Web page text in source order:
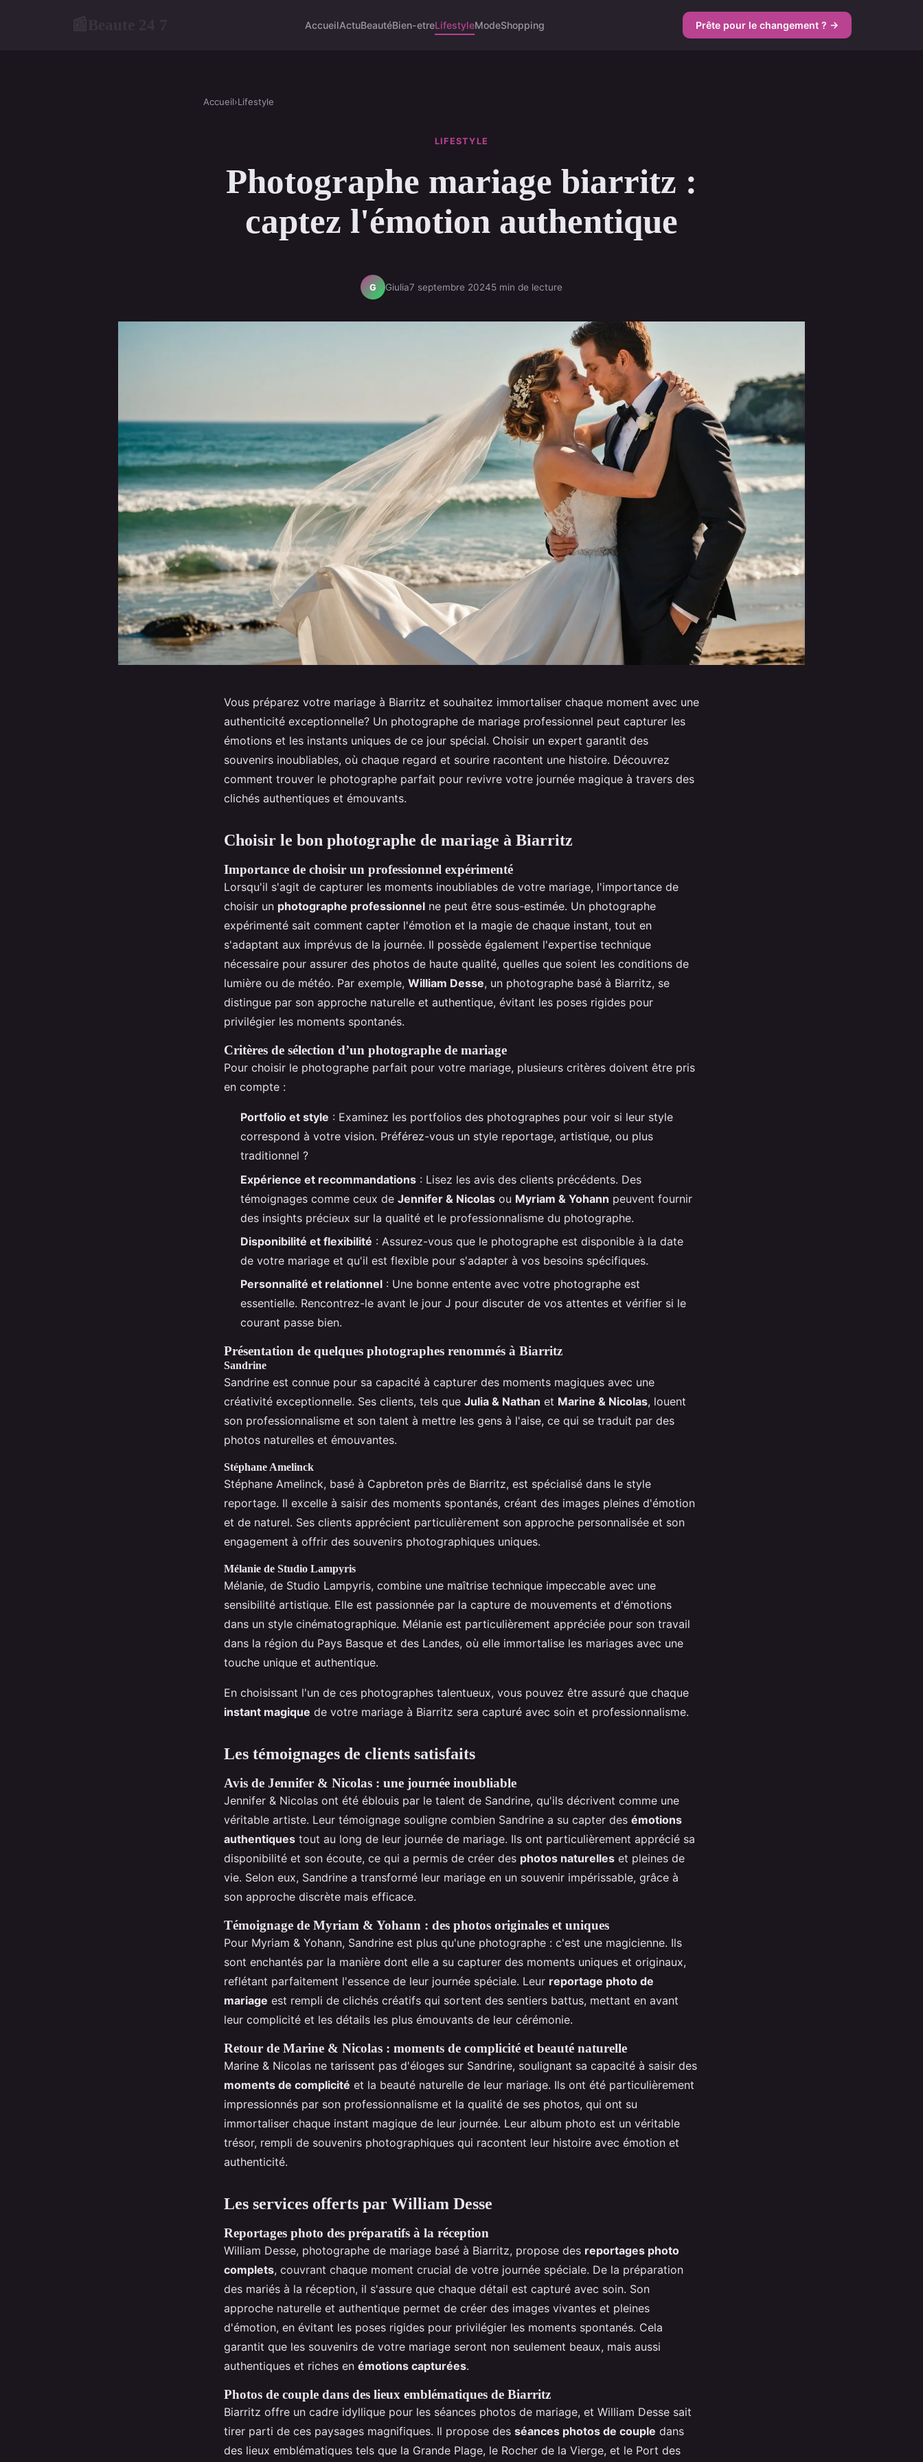
AccueilActuBeautéBien-etreLifestyleModeShopping Prête pour le changement ? →
Accueil›Lifestyle
LIFESTYLE
Photographe mariage biarritz :
captez l'émotion authentique
G Giulia7 septembre 20245 min de lecture
Vous préparez votre mariage à Biarritz et souhaitez immortaliser chaque moment avec une
authenticité exceptionnelle? Un photographe de mariage professionnel peut capturer les
émotions et les instants uniques de ce jour spécial. Choisir un expert garantit des
souvenirs inoubliables, où chaque regard et sourire racontent une histoire. Découvrez
comment trouver le photographe parfait pour revivre votre journée magique à travers des
clichés authentiques et émouvants.
Choisir le bon photographe de mariage à Biarritz
Importance de choisir un professionnel expérimenté
Lorsqu'il s'agit de capturer les moments inoubliables de votre mariage, l'importance de
choisir un photographe professionnel ne peut être sous-estimée. Un photographe
expérimenté sait comment capter l'émotion et la magie de chaque instant, tout en
s'adaptant aux imprévus de la journée. Il possède également l'expertise technique
nécessaire pour assurer des photos de haute qualité, quelles que soient les conditions de
lumière ou de météo. Par exemple, William Desse, un photographe basé à Biarritz, se
distingue par son approche naturelle et authentique, évitant les poses rigides pour
privilégier les moments spontanés.
Critères de sélection d’un photographe de mariage
Pour choisir le photographe parfait pour votre mariage, plusieurs critères doivent être pris
en compte :
Portfolio et style : Examinez les portfolios des photographes pour voir si leur style
correspond à votre vision. Préférez-vous un style reportage, artistique, ou plus
traditionnel ?
Expérience et recommandations : Lisez les avis des clients précédents. Des
témoignages comme ceux de Jennifer & Nicolas ou Myriam & Yohann peuvent fournir
des insights précieux sur la qualité et le professionnalisme du photographe.
Disponibilité et flexibilité : Assurez-vous que le photographe est disponible à la date
de votre mariage et qu'il est flexible pour s'adapter à vos besoins spécifiques.
Personnalité et relationnel : Une bonne entente avec votre photographe est
essentielle. Rencontrez-le avant le jour J pour discuter de vos attentes et vérifier si le
courant passe bien.
Présentation de quelques photographes renommés à Biarritz
Sandrine
Sandrine est connue pour sa capacité à capturer des moments magiques avec une
créativité exceptionnelle. Ses clients, tels que Julia & Nathan et Marine & Nicolas, louent
son professionnalisme et son talent à mettre les gens à l'aise, ce qui se traduit par des
photos naturelles et émouvantes.
Stéphane Amelinck
Stéphane Amelinck, basé à Capbreton près de Biarritz, est spécialisé dans le style
reportage. Il excelle à saisir des moments spontanés, créant des images pleines d'émotion
et de naturel. Ses clients apprécient particulièrement son approche personnalisée et son
engagement à offrir des souvenirs photographiques uniques.
Mélanie de Studio Lampyris
Mélanie, de Studio Lampyris, combine une maîtrise technique impeccable avec une
sensibilité artistique. Elle est passionnée par la capture de mouvements et d'émotions
dans un style cinématographique. Mélanie est particulièrement appréciée pour son travail
dans la région du Pays Basque et des Landes, où elle immortalise les mariages avec une
touche unique et authentique.
En choisissant l'un de ces photographes talentueux, vous pouvez être assuré que chaque
instant magique de votre mariage à Biarritz sera capturé avec soin et professionnalisme.
Les témoignages de clients satisfaits
Avis de Jennifer & Nicolas : une journée inoubliable
Jennifer & Nicolas ont été éblouis par le talent de Sandrine, qu'ils décrivent comme une
véritable artiste. Leur témoignage souligne combien Sandrine a su capter des émotions
authentiques tout au long de leur journée de mariage. Ils ont particulièrement apprécié sa
disponibilité et son écoute, ce qui a permis de créer des photos naturelles et pleines de
vie. Selon eux, Sandrine a transformé leur mariage en un souvenir impérissable, grâce à
son approche discrète mais efficace.
Témoignage de Myriam & Yohann : des photos originales et uniques
Pour Myriam & Yohann, Sandrine est plus qu'une photographe : c'est une magicienne. Ils
sont enchantés par la manière dont elle a su capturer des moments uniques et originaux,
reflétant parfaitement l'essence de leur journée spéciale. Leur reportage photo de
mariage est rempli de clichés créatifs qui sortent des sentiers battus, mettant en avant
leur complicité et les détails les plus émouvants de leur cérémonie.
Retour de Marine & Nicolas : moments de complicité et beauté naturelle
Marine & Nicolas ne tarissent pas d'éloges sur Sandrine, soulignant sa capacité à saisir des
moments de complicité et la beauté naturelle de leur mariage. Ils ont été particulièrement
impressionnés par son professionnalisme et la qualité de ses photos, qui ont su
immortaliser chaque instant magique de leur journée. Leur album photo est un véritable
trésor, rempli de souvenirs photographiques qui racontent leur histoire avec émotion et
authenticité.
Les services offerts par William Desse
Reportages photo des préparatifs à la réception
William Desse, photographe de mariage basé à Biarritz, propose des reportages photo
complets, couvrant chaque moment crucial de votre journée spéciale. De la préparation
des mariés à la réception, il s'assure que chaque détail est capturé avec soin. Son
approche naturelle et authentique permet de créer des images vivantes et pleines
d'émotion, en évitant les poses rigides pour privilégier les moments spontanés. Cela
garantit que les souvenirs de votre mariage seront non seulement beaux, mais aussi
authentiques et riches en émotions capturées.
Photos de couple dans des lieux emblématiques de Biarritz
Biarritz offre un cadre idyllique pour les séances photos de mariage, et William Desse sait
tirer parti de ces paysages magnifiques. Il propose des séances photos de couple dans
des lieux emblématiques tels que la Grande Plage, le Rocher de la Vierge, et le Port des